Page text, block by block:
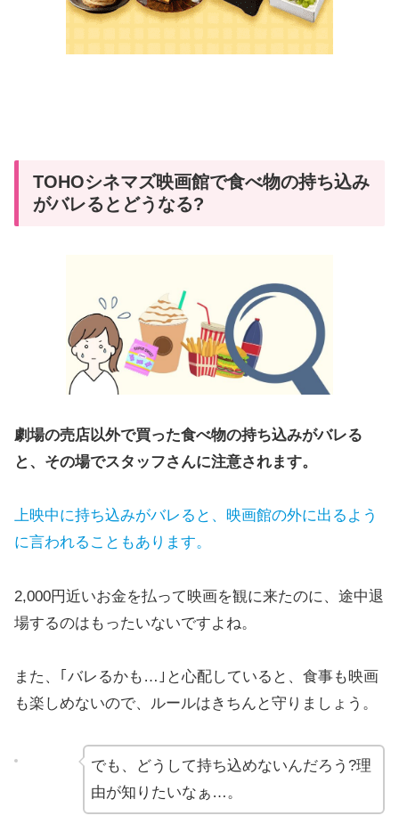
TOHOシネマズ映画館で食べ物の持ち込み
がバレるとどうなる?
劇場の売店以外で買った食べ物の持ち込みがバレる
と、その場でスタッフさんに注意されます。
上映中に持ち込みがバレると、映画館の外に出るよう
に言われることもあります。
2,000円近いお金を払って映画を観に来たのに、途中退
場するのはもったいないですよね。
また、｢バレるかも…｣と心配していると、食事も映画
も楽しめないので、ルールはきちんと守りましょう。
でも、どうして持ち込めないんだろう?理
由が知りたいなぁ…。